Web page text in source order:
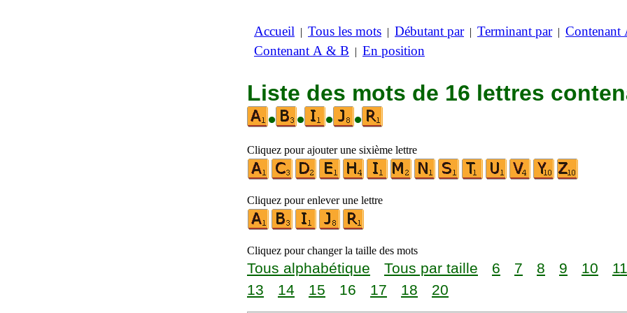
Accueil | Tous les mots | Débutant par| Terminant par| Contenant
Contenant A & B | En position
Liste des mots de 16 lettres
•
• • •
Cliquez pour ajouter une sixième lettre
Cliquez pour enlever une lettre
Cliquez pour changer la taille des mots
Tous alphabétique Tous par taille 6 7 8 9 10 11
13
14 15 16 17 18 20